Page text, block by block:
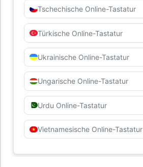
Tschechische Online-Tastatur
Türkische Online-Tastatur
Ukrainische Online-Tastatur
Ungarische Online-Tastatur
Urdu Online-Tastatur
Vietnamesische Online-Tastatur